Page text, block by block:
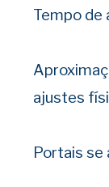
Tempo de
ajustes
Portais se